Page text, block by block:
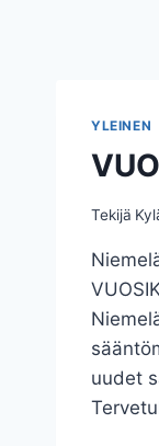
YLEINEN
Tekijä
uudet